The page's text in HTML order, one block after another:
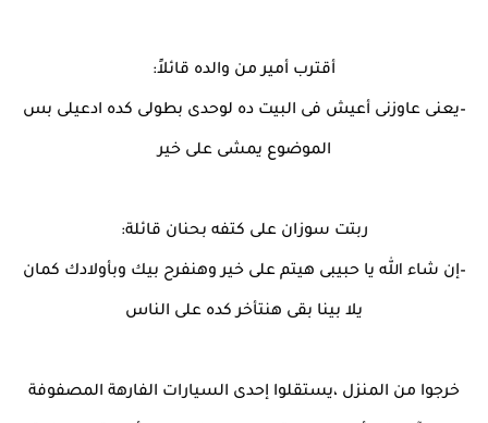
أقترب أمير من والده قائلاً:
–يعنى عاوزنى أعيش فى البيت ده لوحدى بطولى كده ادعيلى بس
الموضوع يمشى على خير
ربتت سوزان على كتفه بحنان قائلة:
–إن شاء الله يا حبيبى هيتم على خير وهنفرح بيك وبأولادك كمان
يلا بينا بقى هنتأخر كده على الناس
خرجوا من المنزل ،يستقلوا إحدى السيارات الفارهة المصفوفة